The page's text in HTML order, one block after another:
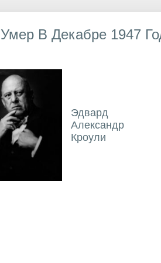
В Декабре 1947
Эдвард
Александр
Кроули